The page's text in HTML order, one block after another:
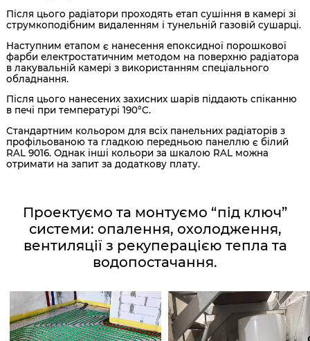
Після цього радіатори проходять етап сушіння в камері зі
струмкоподібним видаленням і тунельній газовій сушарці.
Наступним етапом є нанесення епоксидної порошкової
фарби електростатичним методом на поверхню радіатора
в лакувальній камері з використанням спеціального
обладнання.
Після цього нанесених захисних шарів піддають спіканню
в печі при температурі 190°C.
Стандартним кольором для всіх панельних радіаторів з
профільованою та гладкою передньою панеллю є білий
RAL 9016. Однак інші кольори за шкалою RAL можна
отримати на запит за додаткову плату.
Проектуємо та монтуємо “під ключ”
системи: опалення, охолодження,
вентиляції з рекуперацією тепла та
водопостачання.